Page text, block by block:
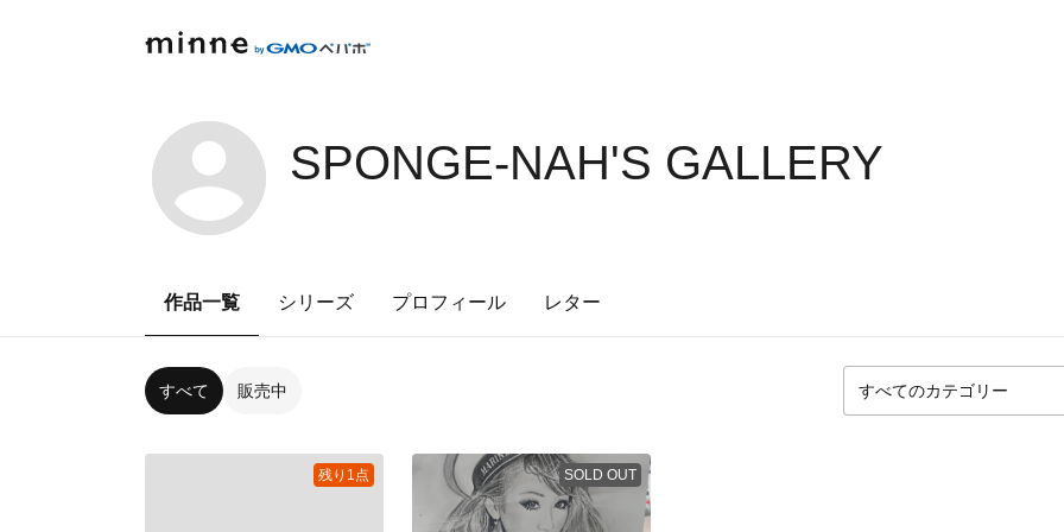
SPONGE-NAH'S GALLERY
作品一覧 シリーズ プロフィール レター
すべて 販売中
残り1点 SOLD OUT